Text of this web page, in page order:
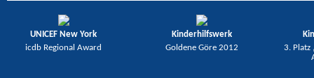
UNICEF New York
icdb Regional Award
Kinderhilfswerk
Goldene Göre 2012
3. Platz